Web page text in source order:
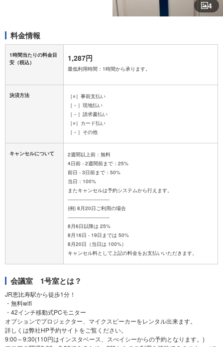
4
料金情報
1時間当たりの料金目
安 （税込） 1,287円
最低利用時間：1時間から承ります。
決済方法
［○］事前支払い
［－］現地払い
［－］請求書払い
［○］カード払い
［－］その他
キャンセルについて
2週間以上前：無料
4日前 - 2週間前まで：25%
前日 - 3日前まで：50%
当日：100%
またキャンセルは予約システムから行えます。
----------------------------
(例) 8月20日ご利用の場合
----------------------------
8月6日以降は 25%
8月16日 - 19日までは 50%
8月20日（当日は 100%）
会議室 1号室とは？
JR恵比寿駅から徒歩1分！
・無料wifi
・42インチ移動式PCモニター
オプションでプロジェクター、マイクスピーカーをレンタル出来ます。
詳しくは弊社HP予約サイトをご覧ください。
9:00～9:30(110円はインスタベース、スぺイシーからの予約となります。)